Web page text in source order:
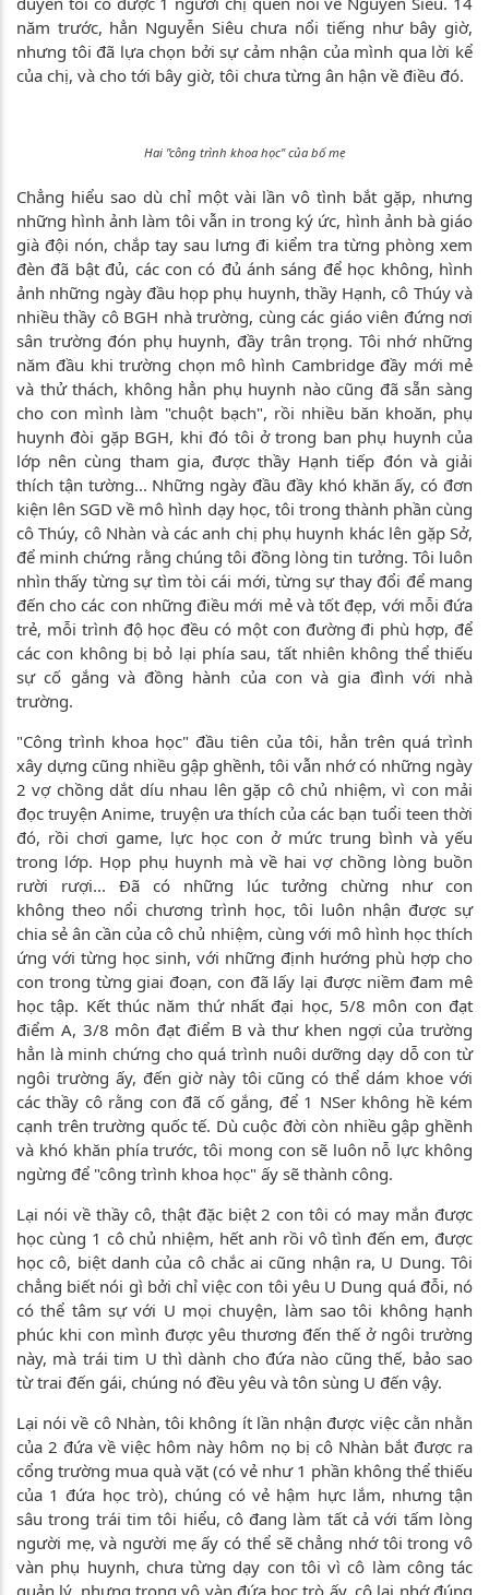
năm trước, hẳn Nguyễn Siêu chưa nổi tiếng như bây giờ,
nhưng tôi đã lựa chọn bởi sự cảm nhận của mình qua lời kể
của chị, và cho tới bây giờ, tôi chưa từng ân hận về điều đó.
Hai "công trình khoa học" của bố mẹ
Chẳng hiểu sao dù chỉ một vài lần vô tình bắt gặp, nhưng
những hình ảnh làm tôi vẫn in trong ký ức, hình ảnh bà giáo
già đội nón, chắp tay sau lưng đi kiểm tra từng phòng xem
đèn đã bật đủ, các con có đủ ánh sáng để học không, hình
ảnh những ngày đầu họp phụ huynh, thầy Hạnh, cô Thúy và
nhiều thầy cô BGH nhà trường, cùng các giáo viên đứng nơi
sân trường đón phụ huynh, đầy trân trọng. Tôi nhớ những
năm đầu khi trường chọn mô hình Cambridge đầy mới mẻ
và thử thách, không hẳn phụ huynh nào cũng đã sẵn sàng
cho con mình làm "chuột bạch", rồi nhiều băn khoăn, phụ
huynh đòi gặp BGH, khi đó tôi ở trong ban phụ huynh của
lớp nên cùng tham gia, được thầy Hạnh tiếp đón và giải
thích tận tường... Những ngày đầu đầy khó khăn ấy, có đơn
kiện lên SGD về mô hình dạy học, tôi trong thành phần cùng
cô Thúy, cô Nhàn và các anh chị phụ huynh khác lên gặp Sở,
để minh chứng rằng chúng tôi đồng lòng tin tưởng. Tôi luôn
nhìn thấy từng sự tìm tòi cái mới, từng sự thay đổi để mang
đến cho các con những điều mới mẻ và tốt đẹp, với mỗi đứa
trẻ, mỗi trình độ học đều có một con đường đi phù hợp, để
các con không bị bỏ lại phía sau, tất nhiên không thể thiếu
sự cố gắng và đồng hành của con và gia đình với nhà
trường.
"Công trình khoa học" đầu tiên của tôi, hẳn trên quá trình
xây dựng cũng nhiều gập ghềnh, tôi vẫn nhớ có những ngày
2 vợ chồng dắt díu nhau lên gặp cô chủ nhiệm, vì con mải
đọc truyện Anime, truyện ưa thích của các bạn tuổi teen thời
đó, rồi chơi game, lực học con ở mức trung bình và yếu
trong lớp. Họp phụ huynh mà về hai vợ chồng lòng buồn
rười rượi... Đã có những lúc tưởng chừng như con
không theo nổi chương trình học, tôi luôn nhận được sự
chia sẻ ân cần của cô chủ nhiệm, cùng với mô hình học thích
ứng với từng học sinh, với những định hướng phù hợp cho
con trong từng giai đoạn, con đã lấy lại được niềm đam mê
học tập. Kết thúc năm thứ nhất đại học, 5/8 môn con đạt
điểm A, 3/8 môn đạt điểm B và thư khen ngợi của trường
hẳn là minh chứng cho quá trình nuôi dưỡng dạy dỗ con từ
ngôi trường ấy, đến giờ này tôi cũng có thể dám khoe với
các thầy cô rằng con đã cố gắng, để 1 NSer không hề kém
cạnh trên trường quốc tế. Dù cuộc đời còn nhiều gập ghềnh
và khó khăn phía trước, tôi mong con sẽ luôn nỗ lực không
ngừng để "công trình khoa học" ấy sẽ thành công.
Lại nói về thầy cô, thật đặc biệt 2 con tôi có may mắn được
học cùng 1 cô chủ nhiệm, hết anh rồi vô tình đến em, được
học cô, biệt danh của cô chắc ai cũng nhận ra, U Dung. Tôi
chẳng biết nói gì bởi chỉ việc con tôi yêu U Dung quá đỗi, nó
có thể tâm sự với U mọi chuyện, làm sao tôi không hạnh
phúc khi con mình được yêu thương đến thế ở ngôi trường
này, mà trái tim U thì dành cho đứa nào cũng thế, bảo sao
từ trai đến gái, chúng nó đều yêu và tôn sùng U đến vậy.
Lại nói về cô Nhàn, tôi không ít lần nhận được việc cằn nhằn
của 2 đứa về việc hôm này hôm nọ bị cô Nhàn bắt được ra
cổng trường mua quà vặt (có vẻ như 1 phần không thể thiếu
của 1 đứa học trò), chúng có vẻ hậm hực lắm, nhưng tận
sâu trong trái tim tôi hiểu, cô đang làm tất cả với tấm lòng
người mẹ, và người mẹ ấy có thể sẽ chẳng nhớ tôi trong vô
vàn phụ huynh, chưa từng dạy con tôi vì cô làm công tác